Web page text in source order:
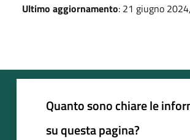
Ultimo aggiornamento: 21 giugno
Quanto sono chiare le
su questa pagina?